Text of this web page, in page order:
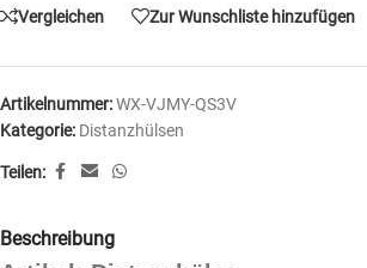
Vergleichen Zur Wunschliste hinzufügen
Artikelnummer:WX-VJMY-QS3V
Kategorie: Distanzhülsen
Teilen:
Beschreibung